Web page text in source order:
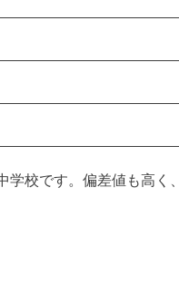
学校です。偏差値も高く